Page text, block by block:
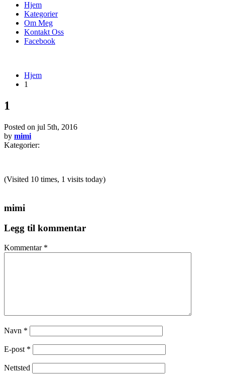
Hjem
Kategorier
Om Meg
Kontakt Oss
Facebook
Hjem
1
1
Posted on jul 5th, 2016
by mimi
Kategorier:
(Visited 10 times, 1 visits today)
mimi
Legg til kommentar
Kommentar *
Navn *
E-post *
Nettsted